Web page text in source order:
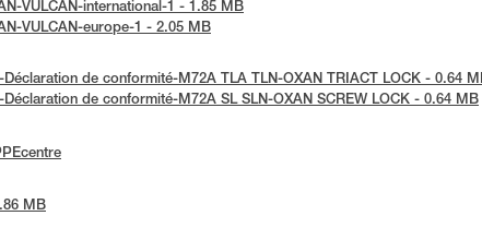
VULCAN-international-1 - 1.85 MB
VULCAN-europe-1 - 2.05 MB
Déclaration de conformité-M72A TLA TLN-OXAN TRIACT LOCK - 0.64
de conformité-M72A SL SLN-OXAN SCREW LOCK - 0.64 MB
MB